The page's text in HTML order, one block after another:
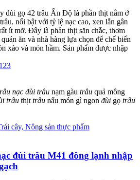
đùi gọ 42 trâu Ấn Độ là phần thịt nằm ở
nổi bật với tỷ lệ nạc cao, xen lẫn gân
ít mỡ. Đây là phần thịt săn chắc, thơm
ăn và nhà hàng lựa chọn để chế biến
xào và món hầm. Sản phẩm được nhập
nạc đùi trâu nạm gàu trâu quả mông
trâu thịttrâu nấu món gì ngon đùi gọ trâu
cây, Nông sản thực phẩm
đùi trâu M41 đông lạnh nhập